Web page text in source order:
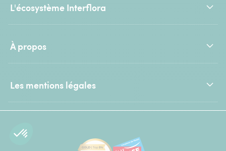
L'écosystème Interflora
À propos
Les mentions légales